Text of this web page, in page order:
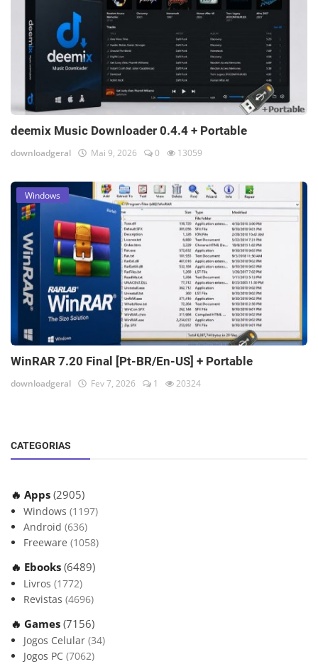
deemix Music Downloader 0.4.4 + Portable
downloadgeral Mai 9, 2026 0 13059
Windows
WinRAR 7.20 Final [Pt-BR/En-US] + Portable
downloadgeral Fev 7, 2026 1 20324
CATEGORIAS
🔥 Apps (2905)
Windows (1197)
Android (636)
Freeware (1058)
🔥 Ebooks (6489)
Livros (1772)
Revistas (4696)
🔥 Games (7156)
Jogos Celular (34)
Jogos PC (7062)